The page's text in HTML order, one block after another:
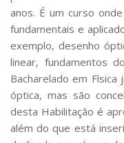
anos. É um curso
fundamentais e
exemplo, desenho
linear, fundamentos
Bacharelado em
óptica, mas são
desta Habilitação é
além do que está